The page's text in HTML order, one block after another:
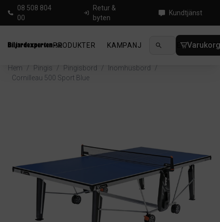
08 508 804
00
Retur &
byten
Kundtjänst
PRODUKTER KAMPANJ NYHETER
Hem / Pingis / Pingisbord / Inomhusbord
/
Cornilleau 500 Sport Blue